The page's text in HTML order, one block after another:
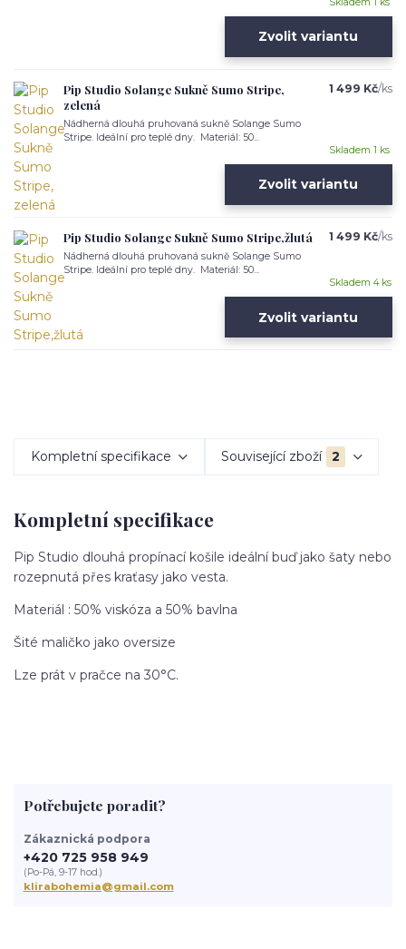
Zvolit variantu
Pip Studio Solange Sukně Sumo Stripe,
zelená
Nádherná dlouhá pruhovaná sukně Solange Sumo
Stripe. Ideální pro teplé dny. Materiál: 50...
1 499 Kč/ks
Skladem 1 ks
Zvolit variantu
Pip Studio Solange Sukně Sumo Stripe,žlutá
Nádherná dlouhá pruhovaná sukně Solange Sumo
Stripe. Ideální pro teplé dny. Materiál: 50...
1 499 Kč/ks
Skladem 4 ks
Zvolit variantu
Kompletní specifikace Související zboží 2
Kompletní specifikace
Pip Studio dlouhá propínací košile ideální buď jako šaty nebo
rozepnutá přes kraťasy jako vesta.
Materiál : 50% viskóza a 50% bavlna
Šité maličko jako oversize
Lze prát v pračce na 30°C.
Potřebujete poradit?
Zákaznická podpora
+420 725 958 949
(Po-Pá, 9-17 hod.)
klirabohemia@gmail.com